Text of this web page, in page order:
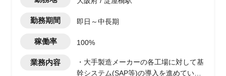
勤務期間 即日～中長期
稼働率 100%
業務内容
・大手製造メーカーの各工場に対して基
幹システム(SAP等)の導入を進めている